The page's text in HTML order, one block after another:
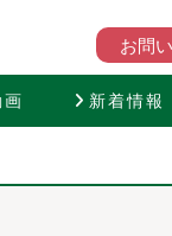
お問
新着情報